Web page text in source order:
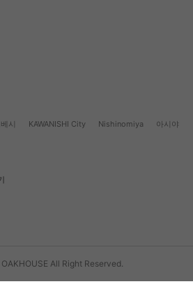
시 KAWANISHI City Nishinomiya 아시야
All Right Reserved.